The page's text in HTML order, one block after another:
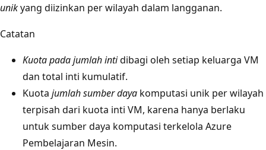
unikyang diizinkan per wilayah dalam langganan.
Catatan
Kuota pada jumlah intidibagi oleh setiap keluarga VM
dan total inti kumulatif.
Kuota jumlah sumber daya komputasi unik per wilayah
terpisah dari kuota inti VM, karena hanya berlaku
untuk sumber daya komputasi terkelola Azure
Pembelajaran Mesin.